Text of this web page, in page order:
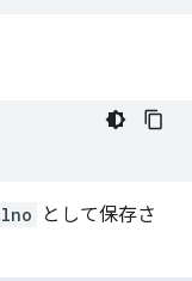
として保存さ